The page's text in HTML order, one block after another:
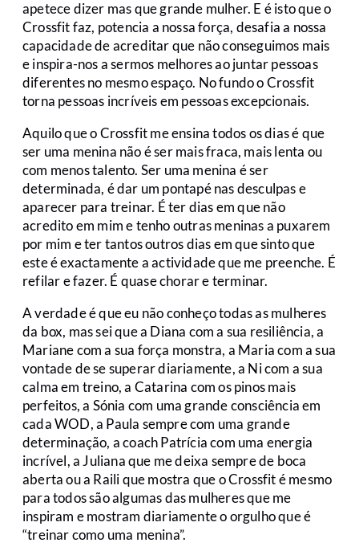
apetece dizer mas que grande mulher. E é isto que o
Crossfit faz, potencia a nossa força, desafia a nossa
capacidade de acreditar que não conseguimos mais
e inspira-nos a sermos melhores ao juntar pessoas
diferentes no mesmo espaço. No fundo o Crossfit
torna pessoas incríveis em pessoas excepcionais.
Aquilo que o Crossfit me ensina todos os dias é que
ser uma menina não é ser mais fraca, mais lenta ou
com menos talento. Ser uma menina é ser
determinada, é dar um pontapé nas desculpas e
aparecer para treinar. É ter dias em que não
acredito em mim e tenho outras meninas a puxarem
por mim e ter tantos outros dias em que sinto que
este é exactamente a actividade que me preenche. É
refilar e fazer. É quase chorar e terminar.
A verdade é que eu não conheço todas as mulheres
da box, mas sei que a Diana com a sua resiliência, a
Mariane com a sua força monstra, a Maria com a sua
vontade de se superar diariamente, a Ni com a sua
calma em treino, a Catarina com os pinos mais
perfeitos, a Sónia com uma grande consciência em
cada WOD, a Paula sempre com uma grande
determinação, a coach Patrícia com uma energia
incrível, a Juliana que me deixa sempre de boca
aberta ou a Raili que mostra que o Crossfit é mesmo
para todos são algumas das mulheres que me
inspiram e mostram diariamente o orgulho que é
“treinar como uma menina”.